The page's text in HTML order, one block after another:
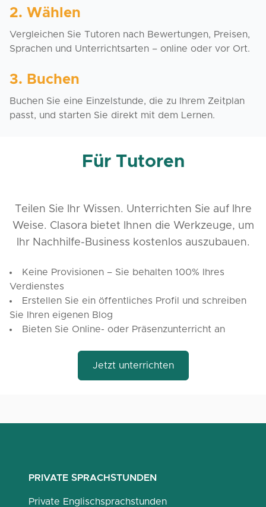
2. Wählen
Vergleichen Sie Tutoren nach Bewertungen, Preisen,
Sprachen und Unterrichtsarten – online oder vor Ort.
3. Buchen
Buchen Sie eine Einzelstunde, die zu Ihrem Zeitplan
passt, und starten Sie direkt mit dem Lernen.
Für Tutoren
Teilen Sie Ihr Wissen. Unterrichten Sie auf Ihre
Weise. Clasora bietet Ihnen die Werkzeuge, um
Ihr Nachhilfe-Business kostenlos auszubauen.
Keine Provisionen – Sie behalten 100% Ihres
Verdienstes
Erstellen Sie ein öffentliches Profil und schreiben
Sie Ihren eigenen Blog
Bieten Sie Online- oder Präsenzunterricht an
Jetzt unterrichten
PRIVATE SPRACHSTUNDEN
Private Englischsprachstunden